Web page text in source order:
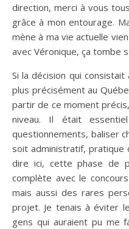
direction, merci à vous
grâce à mon entourage.
mène à ma vie actuelle
avec Véronique, ça tombe
Si la décision qui consistait
plus précisément au
partir de ce moment
niveau. Il était
questionnements, baliser
soit administratif, pratique
dire ici, cette phase de
complète avec le
mais aussi des rares
projet. Je tenais à éviter
gens qui auraient pu me